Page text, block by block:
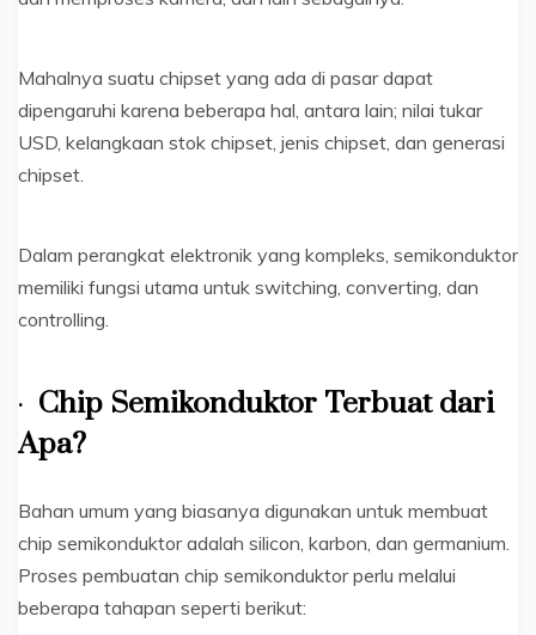
Mahalnya suatu chipset yang ada di pasar dapat
dipengaruhi karena beberapa hal, antara lain; nilai tukar
USD, kelangkaan stok chipset, jenis chipset, dan generasi
chipset.
Dalam perangkat elektronik yang kompleks, semikonduktor
memiliki fungsi utama untuk switching, converting, dan
controlling.
· Chip Semikonduktor Terbuat dari
Apa?
Bahan umum yang biasanya digunakan untuk membuat
chip semikonduktor adalah silicon, karbon, dan germanium.
Proses pembuatan chip semikonduktor perlu melalui
beberapa tahapan seperti berikut: